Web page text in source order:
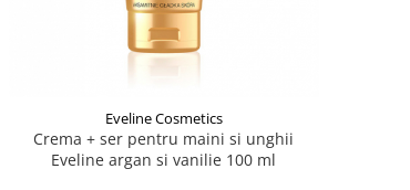
Eveline Cosmetics
Crema + ser pentru maini si unghii
Eveline argan si vanilie 100 ml